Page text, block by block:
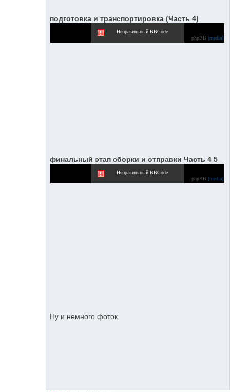
подготовка и транспортировка (Часть 4)
Неправильный BBCode
phpBB[media]
финальный этап сборки и отправки Часть 4 5
Неправильный BBCode
phpBB[media]
Ну и немного фоток